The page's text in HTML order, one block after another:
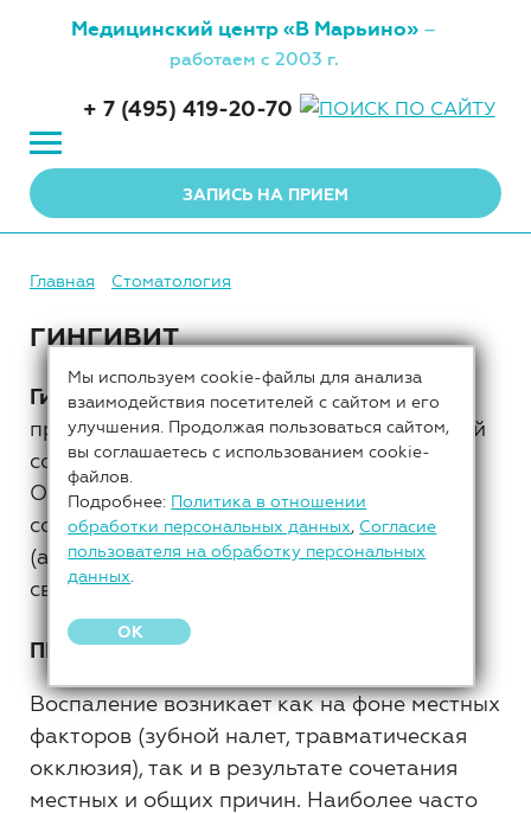
Медицинский центр«В Марьино» –
работаем с 2003 г.
+ 7 (495) 419-20-70
ЗАПИСЬ НА ПРИЕМ
Главная Стоматология
ГИНГИВИТ
Гингивит— воспалительный процесс,
протекающий в тканях десны и вызванный
сочетанием местных и общих факторов.
Отличительным признаком является
сохранение зубодесневого соединения
(альвеолярная кость и периодонтальная
связка не повреждаются).
ПРИЧИНЫ
Воспаление возникает как на фоне местных
факторов (зубной налет, травматическая
окклюзия), так и в результате сочетания
местных и общих причин. Наиболее часто
Мы используем cookie-файлы для анализа
взаимодействия посетителей с сайтом и его
улучшения. Продолжая пользоваться сайтом,
вы соглашаетесь с использованием cookie-
файлов.
Подробнее: Политика в отношении
обработки персональных данных, Согласие
пользователя на обработку персональных
данных
OK